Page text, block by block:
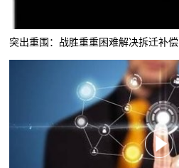
突出重围：战胜重重困难解决拆迁补偿